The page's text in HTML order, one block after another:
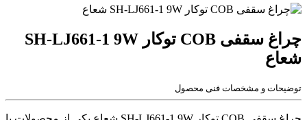
چراغ سقفی COB توکار SH-LJ661-1 9W
شعاع
توضیحات و مشخصات فنی محصول